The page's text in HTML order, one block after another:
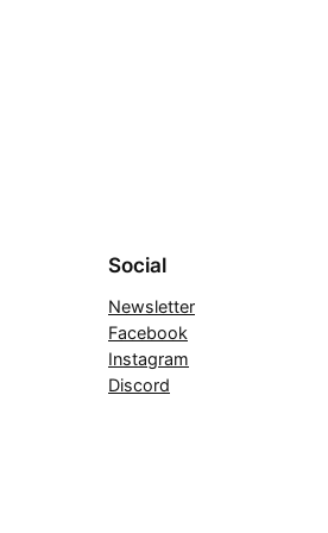
Social
Newsletter
Facebook
Instagram
Discord